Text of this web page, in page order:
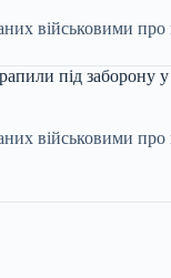
військовими
під заборону у
військовими